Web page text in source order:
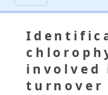
involved
turnover